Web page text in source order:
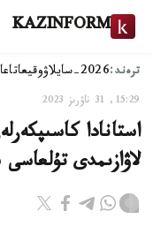
KAZINFORM
ترەند:2026-سايلاۋ وقيعا
15:29, 31 ناۋرىز 2023
استانادا
لاۋازىمدى